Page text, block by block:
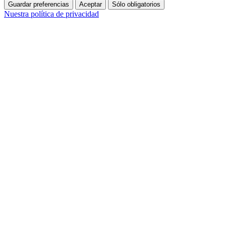
Guardar preferencias Aceptar Sólo obligatorios
Nuestra política de privacidad